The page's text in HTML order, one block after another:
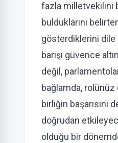
fazla milletvekilini
bulduklarını
gösterdiklerini dile
barışı güvence
değil,
bağlamda, rolünüz
birliğin
doğrudan
olduğu bir